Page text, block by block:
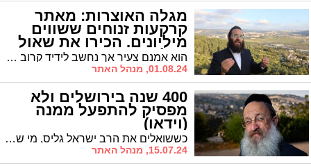
מגלה האוצרות: מאתר
קרקעות זנוחים ששווים
מיליונים. הכירו את שאול
סגל הוא אמנם צעיר אך נחשב לידיד קרוב של כרישי הנדל"ן הגדולים, ובכלל, הוא מומחה ב'לחבר שמים לארץ' || שאול סגל, איש ירושלים, נחשב היום לכוכב העולה בתחום עסקי הקרקעות, כשלאיש אין מושג כיצד הצליח לרכוש את אמונם של בעלי קרקעות מניבים שנותנים בו את אמונם || מה למד מנריה אליוף, בעליו של 'שביל התפוזים', ומה הוא היסוד שרכש מרבו רבי מיילך בידרמן? * "סיפורים ירושלמים" // פרק 2
01.08.24, מנהל האתר
400 שנה בירושלים ולא
מפסיק להתפעל ממנה
(וידאו)
כששואלים את הרב ישראל גליס, מי ששמו מתחבר לירושלים יותר מכל, כמה שנים הוא מתגורר בירושלים – תשובתו היא 400 וכבר תבינו למה * ואיזו ברכה פלאית קיבל הרב גליס מרבם של יהודי גיאורגיה? // סיפורים ירושלמים * פרק ראשון
15.07.24, מנהל האתר